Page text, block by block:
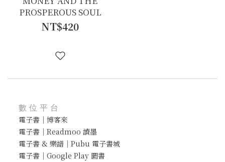
PROSPEROUS SOUL
NT$420
數位平台
電子書｜博客來
電子書｜Readmoo 讀墨
電子書 & 樂譜｜Pubu 電子書城
電子書｜Google Play 圖書